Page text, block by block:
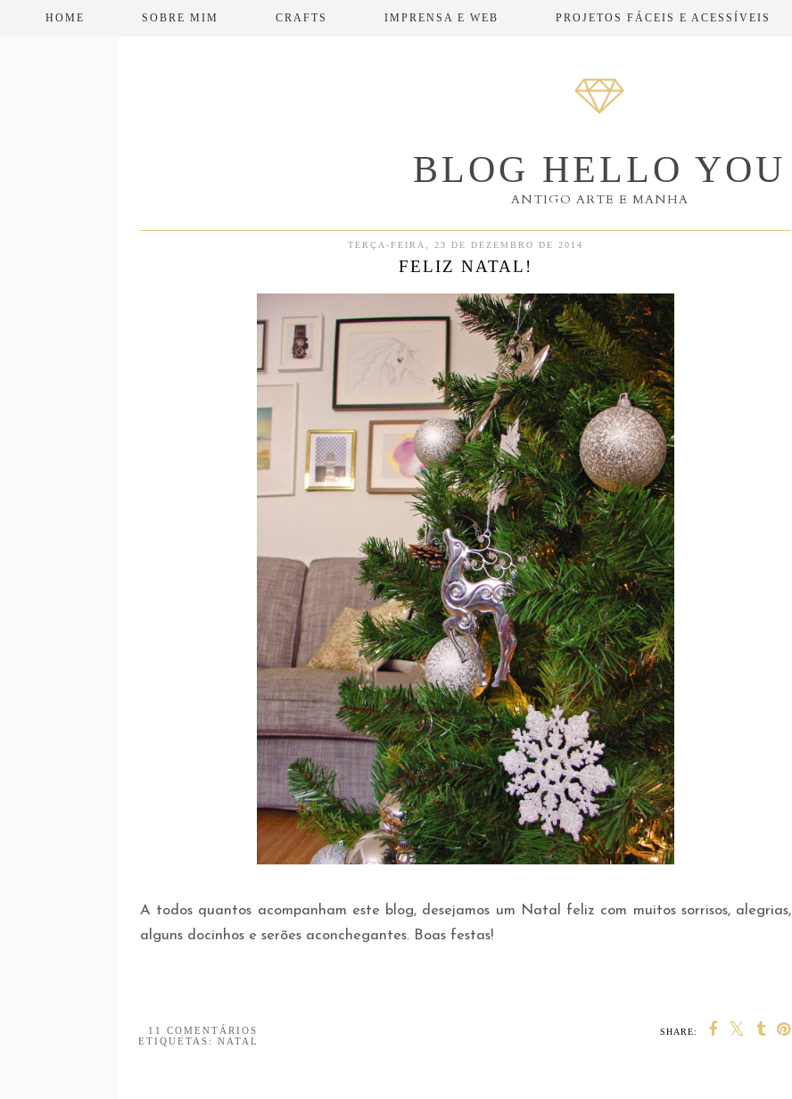
HOME SOBRE MIM CRAFTS IMPRENSA E WEB PROJETOS FÁCEIS E ACESSÍVEIS
BLOG HELLO YOU
ANTIGO ARTE E MANHA
TERÇA-FEIRA, 23 DE DEZEMBRO DE 2014
FELIZ NATAL!
A todos quantos acompanham este blog, desejamos um Natal feliz com muitos sorrisos, alegrias,
alguns docinhos e serões aconchegantes. Boas festas!
SHARE:
11 COMENTÁRIOS
ETIQUETAS: NATAL